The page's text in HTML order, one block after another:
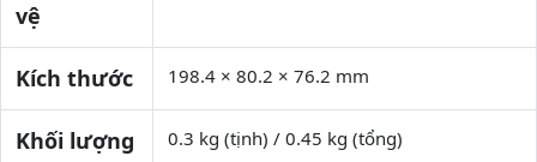
vệ
Kích thước 198.4 × 80.2 × 76.2 mm
Khối lượng 0.3 kg (tịnh) / 0.45 kg (tổng)